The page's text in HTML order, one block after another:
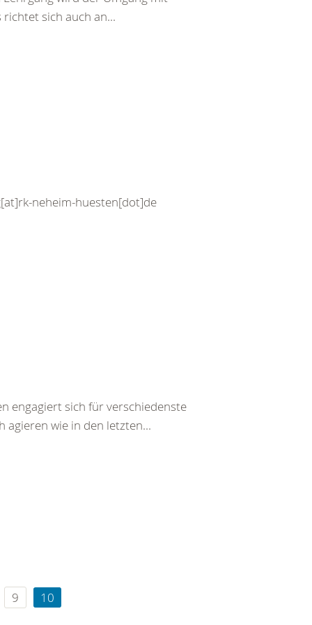
sich auch an...
neheim-huesten[dot]de
engagiert sich für verschiedenste
wie in den letzten...
9 10